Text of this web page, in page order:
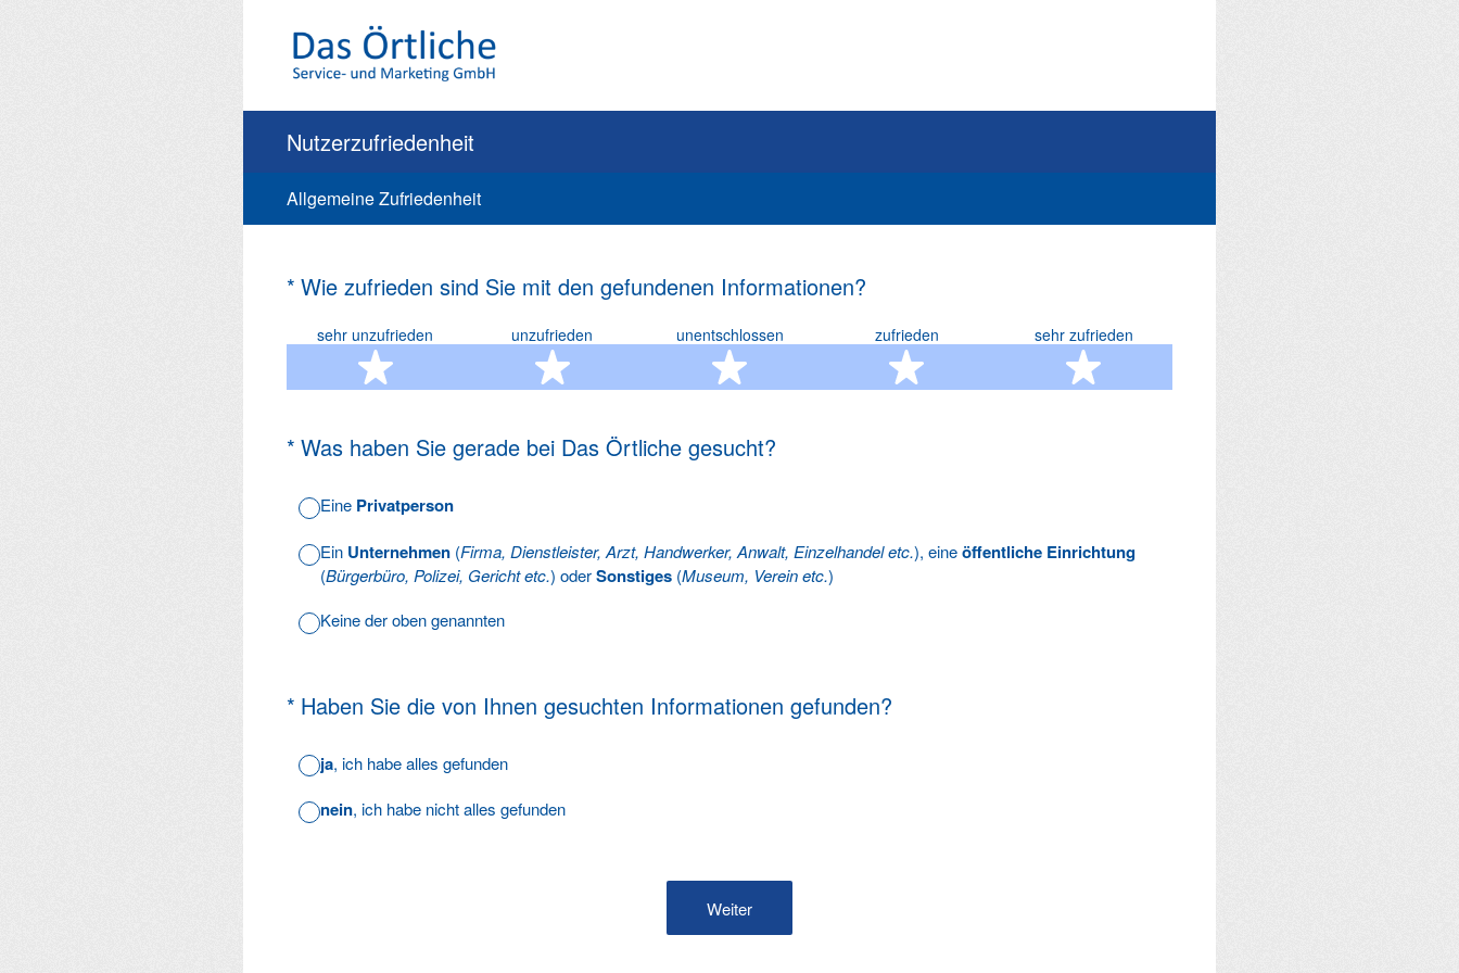
Nutzerzufriedenheit
Allgemeine Zufriedenheit
* Wie zufrieden sind Sie mit den gefundenen Informationen?
(Erforderlich.)
sehr unzufrieden
1 Stern
unzufrieden
2 Sterne
unentschlossen
3 Sterne
zufrieden
4 Sterne
sehr zufrieden
5 Sterne
* Was haben Sie gerade bei Das Örtliche gesucht?
(Erforderlich.)
Eine Privatperson
Ein Unternehmen (Firma, Dienstleister, Arzt, Handwerker, Anwalt, Einzelhandel etc.), eineöffentliche Einrichtung
(Bürgerbüro, Polizei, Gericht etc.) oderSonstiges (Museum, Verein etc.)
Keine der oben genannten
* Haben Sie die von Ihnen gesuchten Informationen gefunden?
(Erforderlich.)
ja, ich habe alles gefunden
nein, ich habe nicht alles gefunden
Weiter